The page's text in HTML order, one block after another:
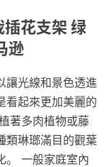
花支架 绿
逊
讓光線和景色透進
看起來更加美麗的
著多肉植物或藤
類琳瑯滿目的觀葉
。 一般家庭室內